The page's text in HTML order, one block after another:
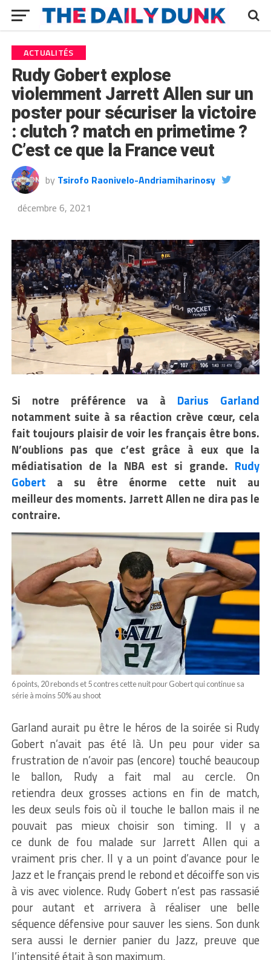
ACTUALITÉS
Rudy Gobert explose
violemment Jarrett Allen sur un
poster pour sécuriser la victoire
: clutch ? match en primetime ?
C’est ce que la France veut
by Tsirofo Raonivelo-Andriamiharinosy
décembre 6, 2021
Si notre préférence va à Darius Garland
notamment suite à sa réaction crève cœur, cela
fait toujours plaisir de voir les français être bons.
N’oublions pas que c’est grâce à eux que la
médiatisation de la NBA est si grande. Rudy
Gobert a su être énorme cette nuit au
meilleur des moments. Jarrett Allen ne dira pas le
contraire.
6 points, 20 rebonds et 5 contres cette nuit pour Gobert qui continue sa
série à moins 50% au shoot
Garland aurait pu être le héros de la soirée si Rudy
Gobert n’avait pas été là. Un peu pour vider sa
frustration de n’avoir pas (encore) touché beaucoup
le ballon, Rudy a fait mal au cercle. On
retiendra deux grosses actions en fin de match,
les deux seuls fois où il touche le ballon mais il ne
pouvait pas mieux choisir son timing. Il y a
ce dunk de fou malade sur Jarrett Allen qui a
vraiment pris cher. Il y a un point d’avance pour le
Jazz et le français prend le rebond et décoiffe son vis
à vis avec violence. Rudy Gobert n’est pas rassasié
pour autant et arrivera à réaliser une belle
séquence défensive pour sauver les siens. Son dunk
sera aussi le dernier panier du Jazz, preuve que
l’intensité était à son maximum.